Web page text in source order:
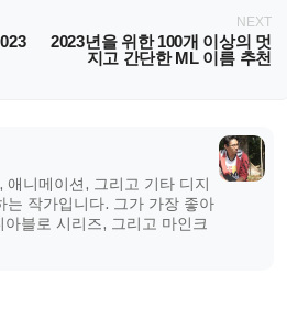
NEXT
2023년을 위한 100개 이상의 멋
지고 간단한 ML 이름 추천
니메이션, 그리고 기타 디지
는 작가입니다. 그가 가장 좋아
블로 시리즈, 그리고 마인크